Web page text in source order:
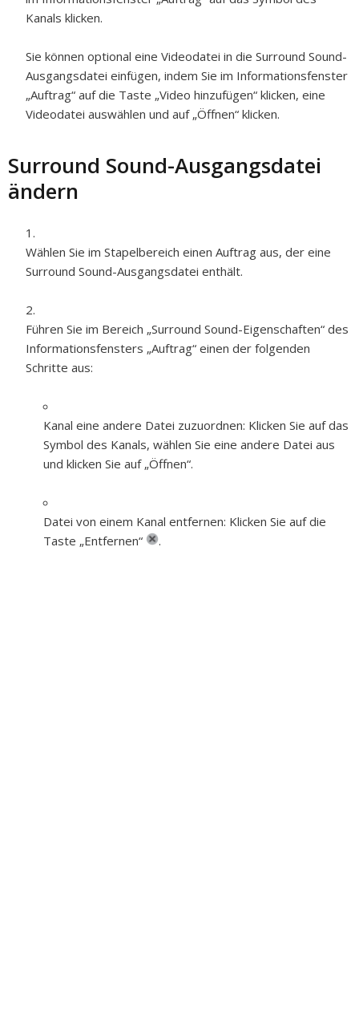
Kanals klicken.
Sie können optional eine Videodatei in die Surround Sound-
Ausgangsdatei einfügen, indem Sie im Informationsfenster
„Auftrag“ auf die Taste „Video hinzufügen“ klicken, eine
Videodatei auswählen und auf „Öffnen“ klicken.
Surround Sound-Ausgangsdatei
ändern
Wählen Sie im Stapelbereich einen Auftrag aus, der eine
Surround Sound-Ausgangsdatei enthält.
Führen Sie im Bereich „Surround Sound-Eigenschaften“ des
Informationsfensters „Auftrag“ einen der folgenden
Schritte aus:
Kanal eine andere Datei zuzuordnen: Klicken Sie auf das
Symbol des Kanals, wählen Sie eine andere Datei aus
und klicken Sie auf „Öffnen“.
Datei von einem Kanal entfernen: Klicken Sie auf die
Taste „Entfernen“
.